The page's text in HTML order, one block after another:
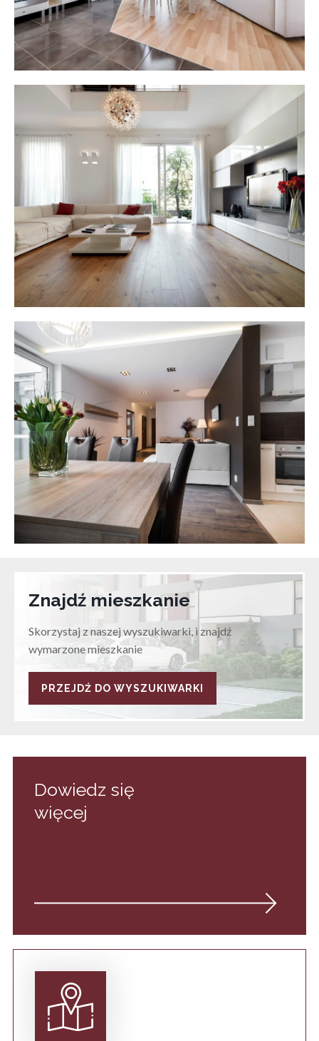
Znajdź mieszkanie
Skorzystaj z naszej wyszukiwarki, i znajdź
wymarzone mieszkanie
PRZEJDŹ DO WYSZUKIWARKI
Dowiedz się
więcej